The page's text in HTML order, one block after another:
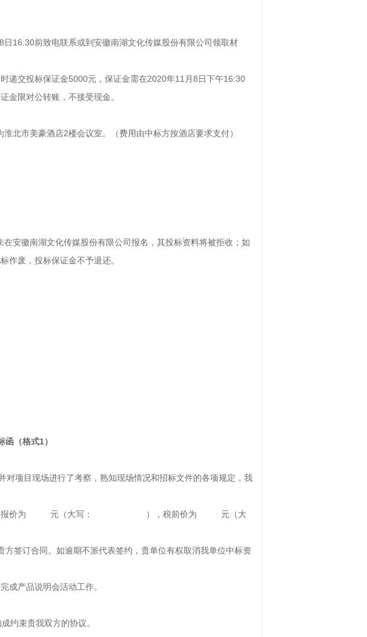
16:30前致电联系或到安徽南湖文化传媒股份有限公司领取材
递交投标保证金5000元，保证金需在2020年11月8日下午16:30
金限对公转账，不接受现金。
北市美豪酒店2楼会议室。（费用由中标方按酒店要求支付）
安徽南湖文化传媒股份有限公司报名，其投标资料将被拒收；如
作废，投标保证金不予退还。
函（格式1）
对项目现场进行了考察，熟知现场情况和招标文件的各项规定，我
投标商务报价为 元（大写： ），税前价为 元（大
签订合同。如逾期不派代表签约，贵单位有权取消我单位中标资
成产品说明会活动工作。
约束贵我双方的协议。